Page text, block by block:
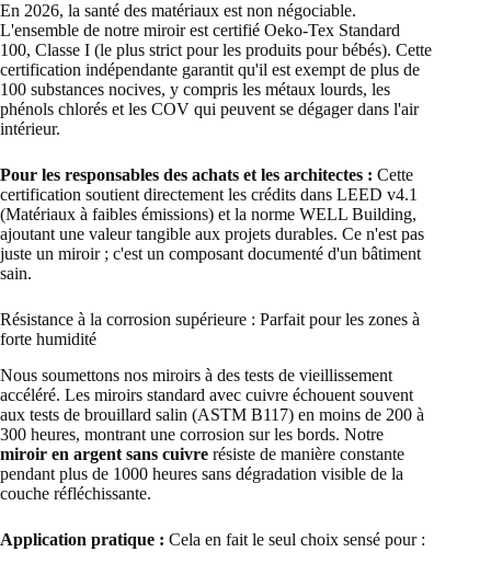
En 2026, la santé des matériaux est non négociable.
L'ensemble de notre miroir est certifié Oeko-Tex Standard
100, Classe I (le plus strict pour les produits pour bébés). Cette
certification indépendante garantit qu'il est exempt de plus de
100 substances nocives, y compris les métaux lourds, les
phénols chlorés et les COV qui peuvent se dégager dans l'air
intérieur.
Pour les responsables des achats et les architectes : Cette
certification soutient directement les crédits dans LEED v4.1
(Matériaux à faibles émissions) et la norme WELL Building,
ajoutant une valeur tangible aux projets durables. Ce n'est pas
juste un miroir ; c'est un composant documenté d'un bâtiment
sain.
Résistance à la corrosion supérieure : Parfait pour les zones à
forte humidité
Nous soumettons nos miroirs à des tests de vieillissement
accéléré. Les miroirs standard avec cuivre échouent souvent
aux tests de brouillard salin (ASTM B117) en moins de 200 à
300 heures, montrant une corrosion sur les bords. Notre
miroir en argent sans cuivre résiste de manière constante
pendant plus de 1000 heures sans dégradation visible de la
couche réfléchissante.
Application pratique : Cela en fait le seul choix sensé pour :